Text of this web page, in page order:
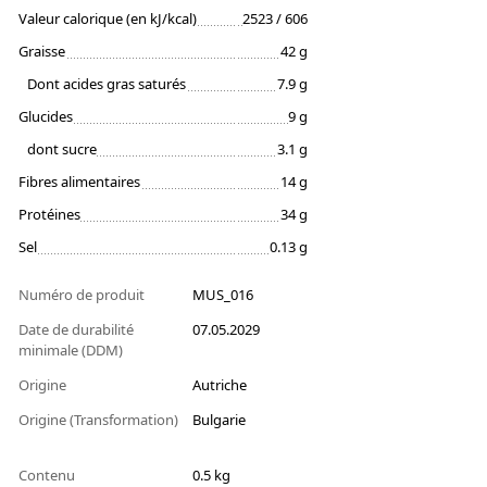
Valeur calorique (en kJ/kcal)
2523 / 606
Graisse
42 g
Dont acides gras saturés
7.9 g
Glucides
9 g
dont sucre
3.1 g
Fibres alimentaires
14 g
Protéines
34 g
Sel
0.13 g
Numéro de produit
MUS_016
Date de durabilité
minimale (DDM)
07.05.2029
Origine
Autriche
Origine (Transformation)
Bulgarie
Contenu 0.5 kg